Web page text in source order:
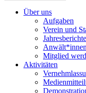
Über uns
Aufgaben
Verein und
Jahresberichte
Mitglied
Aktivitäten